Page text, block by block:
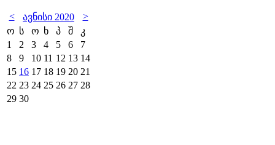
< ავნისი 2020
>
ო ს ო ხ პ შ
კ
1
2 3 4 5 6
7
8
9 10 11 12 13 14
15 16 17 18 19 20 21
22 23 24 25 26 27 28
29 30